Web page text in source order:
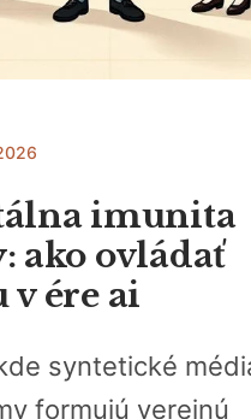
imunita
ako ovládať
ére ai
syntetické
formujú verejnú